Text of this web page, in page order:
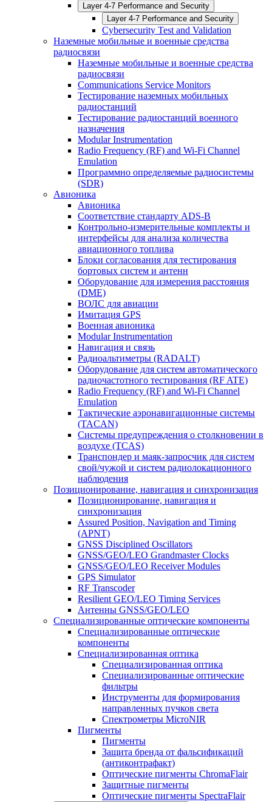
Layer 4-7 Performance and Security
Layer 4-7 Performance and Security
Cybersecurity Test and Validation
Наземные мобильные и военные средства
радиосвязи
Наземные мобильные и военные средства
радиосвязи
Communications Service Monitors
Тестирование наземных мобильных
радиостанций
Тестирование радиостанций военного
назначения
Modular Instrumentation
Radio Frequency (RF) and Wi-Fi Channel
Emulation
Программно определяемые радиосистемы
(SDR)
Авионика
Авионика
Соответствие стандарту ADS-B
Контрольно-измерительные комплекты и
интерфейсы для анализа количества
авиационного топлива
Блоки согласования для тестирования
бортовых систем и антенн
Оборудование для измерения расстояния
(DME)
ВОЛС для авиации
Имитация GPS
Военная авионика
Modular Instrumentation
Навигация и связь
Радиоальтиметры (RADALT)
Оборудование для систем автоматического
радиочастотного тестирования (RF ATE)
Radio Frequency (RF) and Wi-Fi Channel
Emulation
Тактические аэронавигационные системы
(TACAN)
Системы предупреждения о столкновении в
воздухе (TCAS)
Транспондер и маяк-запросчик для систем
свой/чужой и систем радиолокационного
наблюдения
Позиционирование, навигация и синхронизация
Позиционирование, навигация и
синхронизация
Assured Position, Navigation and Timing
(APNT)
GNSS Disciplined Oscillators
GNSS/GEO/LEO Grandmaster Clocks
GNSS/GEO/LEO Receiver Modules
GPS Simulator
RF Transcoder
Resilient GEO/LEO Timing Services
Антенны GNSS/GEO/LEO
Специализированные оптические компоненты
Специализированные оптические
компоненты
Специализированная оптика
Специализированная оптика
Специализированные оптические
фильтры
Инструменты для формирования
направленных пучков света
Спектрометры MicroNIR
Пигменты
Пигменты
Защита бренда от фальсификаций
(антиконтрафакт)
Оптические пигменты ChromaFlair
Защитные пигменты
Оптические пигменты SpectraFlair